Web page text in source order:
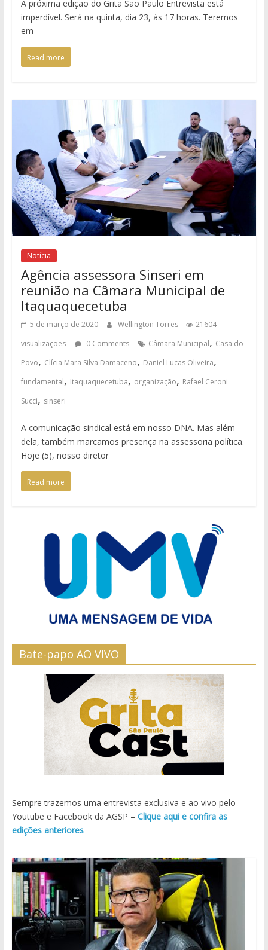
A próxima edição do Grita São Paulo Entrevista está
imperdível. Será na quinta, dia 23, às 17 horas. Teremos
em
Read more
Notícia
Agência assessora Sinseri em
reunião na Câmara Municipal de
Itaquaquecetuba
5 de março de 2020 Wellington Torres
21604
visualizações
0 Comments Câmara Municipal, Casa do
Povo, Clícia Mara Silva Damaceno, Daniel Lucas Oliveira,
fundamental, Itaquaquecetuba, organização, Rafael Ceroni
Succi, sinseri
A comunicação sindical está em nosso DNA. Mas além
dela, também marcamos presença na assessoria política.
Hoje (5), nosso diretor
Read more
Bate-papo AO VIVO
Sempre trazemos uma entrevista exclusiva e ao vivo pelo
Youtube e Facebook da AGSP – Clique aqui e confira as
edições anteriores